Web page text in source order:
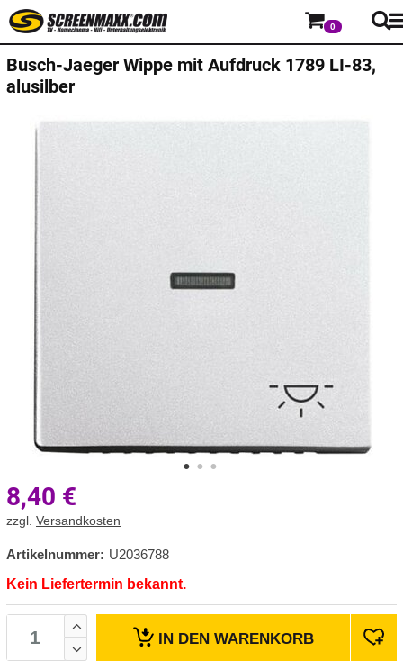
0
Busch-Jaeger Wippe mit Aufdruck 1789 LI-83,
alusilber
8,40 €
zzgl. Versandkosten
Artikelnummer: U2036788
Kein Liefertermin bekannt.
IN DEN WARENKORB